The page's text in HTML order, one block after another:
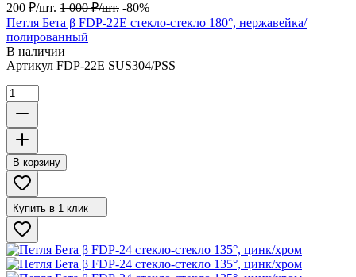
200 ₽/шт. 1 000 ₽/шт. -80%
Петля Бета β FDP-22E стекло-стекло 180°, нержавейка/
полированный
В наличии
Артикул FDP-22E SUS304/PSS
В корзину
Купить в 1 клик